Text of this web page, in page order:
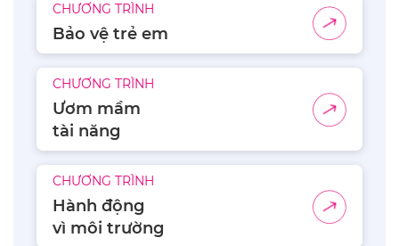
CHƯƠNG TRÌNH
Bảo vệ trẻ em
CHƯƠNG TRÌNH
Ươm mầm
tài năng
CHƯƠNG TRÌNH
Hành động
vì môi trường